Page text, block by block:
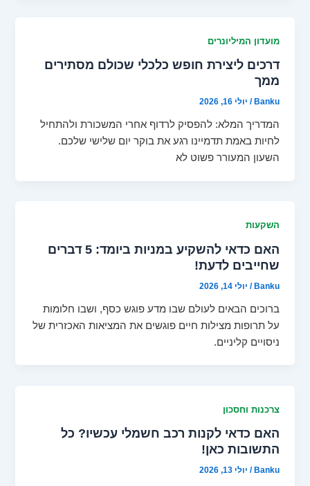
מועדון המיליונרים
דרכים ליצירת חופש כלכלי שכולם מסתירים
ממך
Banku
/ יולי 16, 2026
המדריך המלא: להפסיק לרדוף אחרי המשכורת ולהתחיל
לחיות באמת תדמיינו רגע את בוקר יום שלישי שלכם.
השעון המעורר פשוט לא
השקעות
האם כדאי להשקיע במניות ביומד: 5 דברים
שחייבים לדעת!
Banku
/ יולי 14, 2026
ברוכים הבאים לעולם שבו מדע פוגש כסף, ושבו חלומות
על תרופות מצילות חיים פוגשים את המציאות האכזרית של
ניסויים קליניים.
צרכנות וחסכון
האם כדאי לקנות רכב חשמלי עכשיו? כל
התשובות כאן!
Banku
/ יולי 13, 2026